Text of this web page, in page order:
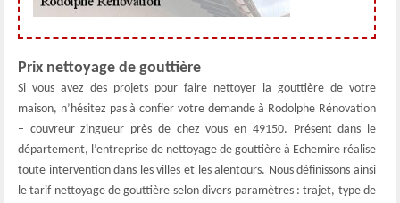
Prix nettoyage de gouttière
Si vous avez des projets pour faire nettoyer la gouttière de votre
maison, n’hésitez pas à confier votre demande à Rodolphe Rénovation
– couvreur zingueur près de chez vous en 49150. Présent dans le
département, l’entreprise de nettoyage de gouttière à Echemire réalise
toute intervention dans les villes et les alentours. Nous définissons ainsi
le tarif nettoyage de gouttière selon divers paramètres : trajet, type de